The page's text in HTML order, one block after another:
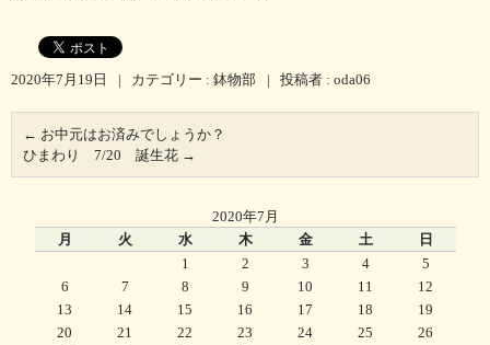
2020年7月19日 | カテゴリー : 鉢物部 | 投稿者 : oda06
← お中元はお済みでしょうか？
ひまわり 7/20 誕生花 →
2020年7月
月
火 水 木 金 土 日
1 2 3 4
5
6
7 8 9 10 11
12
13
14 15 16 17 18
19
20
21 22 23 24 25
26